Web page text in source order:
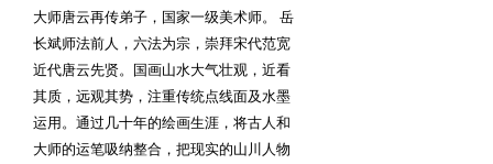
大师唐云再传弟子，国家一级美术师。 岳
长斌师法前人，六法为宗，崇拜宋代范宽
近代唐云先贤。国画山水大气壮观，近看
其质，远观其势，注重传统点线面及水墨
运用。通过几十年的绘画生涯，将古人和
大师的运笔吸纳整合，把现实的山川人物